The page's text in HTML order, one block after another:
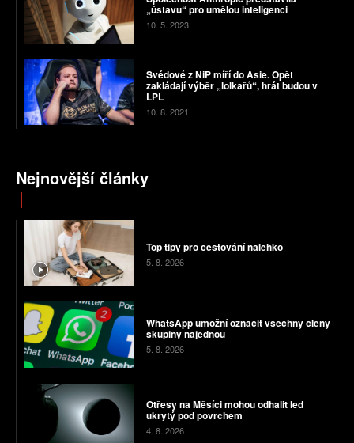
„ústavu“ pro umělou inteligenci
10. 5. 2023
Švédové z NiP míří do Asie. Opět
zakládají výběr „lolkařů“, hrát budou v
LPL
10. 8. 2021
Nejnovější články
Top tipy pro cestování nalehko
5. 8. 2026
WhatsApp umožní označit všechny členy
skupiny najednou
5. 8. 2026
Otřesy na Měsíci mohou odhalit led
ukrytý pod povrchem
4. 8. 2026